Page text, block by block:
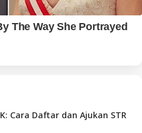
Cara Daftar dan Ajukan STR